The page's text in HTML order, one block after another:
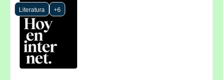
Literatura +6